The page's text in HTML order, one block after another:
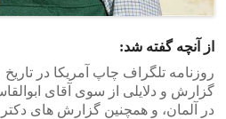
از آنچه گفته شد:
گزارش و دلایلی از سوی آقای
در آلمان، و همچنین گزارش های دکتر